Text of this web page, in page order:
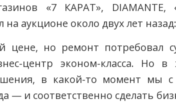
«7 КАРАТ»,
аукционе около двух лет назад:
но ремонт потребовал
центр эконом-класса. Но в
в какой-то момент мы с
— и соответственно сделать